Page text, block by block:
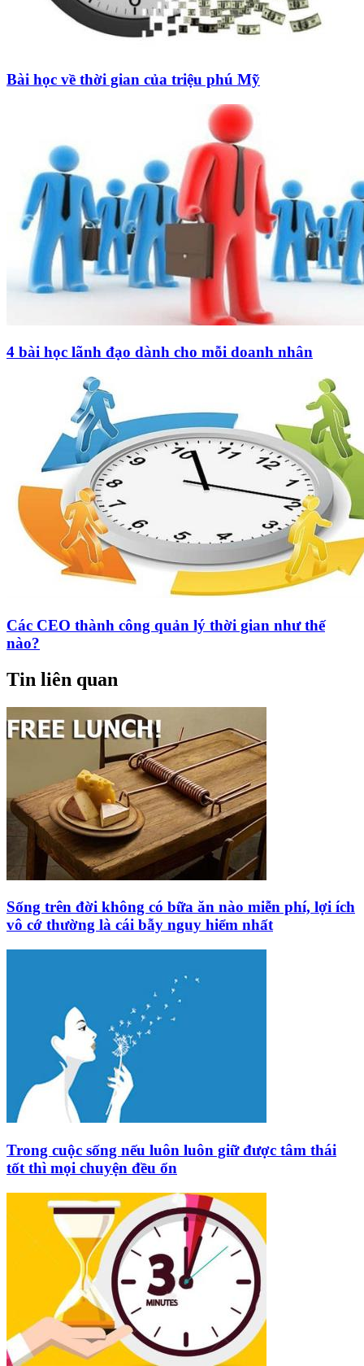
Bài học về thời gian của triệu phú Mỹ
4 bài học lãnh đạo dành cho mỗi doanh nhân
Các CEO thành công quản lý thời gian như thế
nào?
Tin liên quan
Sống trên đời không có bữa ăn nào miễn phí, lợi ích
vô cớ thường là cái bẫy nguy hiểm nhất
Trong cuộc sống nếu luôn luôn giữ được tâm thái
tốt thì mọi chuyện đều ổn